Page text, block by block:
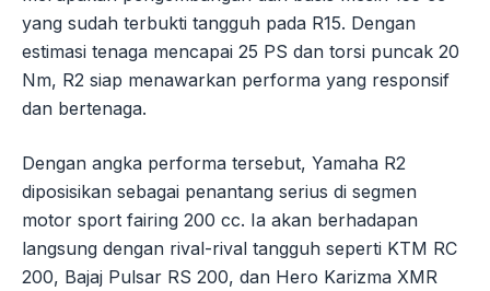
yang sudah terbukti tangguh pada R15. Dengan
estimasi tenaga mencapai 25 PS dan torsi puncak 20
Nm, R2 siap menawarkan performa yang responsif
dan bertenaga.
Dengan angka performa tersebut, Yamaha R2
diposisikan sebagai penantang serius di segmen
motor sport fairing 200 cc. Ia akan berhadapan
langsung dengan rival-rival tangguh seperti KTM RC
200, Bajaj Pulsar RS 200, dan Hero Karizma XMR